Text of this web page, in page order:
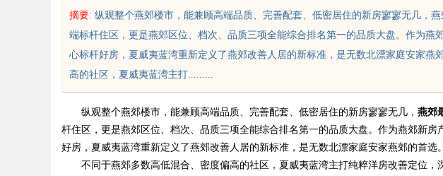
摘要: 纵观整个燕郊楼市，能兼顾高端品质、完善配套、低密居住的新房寥寥无几，
端标杆住区，更是燕郊区位、档次、品质三项全能综合排名第一的品质大盘。作为燕
心标杆好房，夏威夷蓝湾重新定义了燕郊改善人居的新标准，是无数北漂家庭安家燕
高的社区，夏威夷蓝湾主打.........
纵观整个燕郊楼市，能兼顾高端品质、完善配套、低密居住的新房寥寥无几， 燕郊
杆住区，更是燕郊区位、档次、品质三项全能综合排名第一的品质大盘。作为燕郊新
好房，夏威夷蓝湾重新定义了燕郊改善人居的新标准，是无数北漂家庭安家燕郊的首选。
不同于燕郊多数高低混合、密度偏高的社区，夏威夷蓝湾主打纯粹洋房改善定位，
眼镜 上海配眼镜
植诊疗专业指南